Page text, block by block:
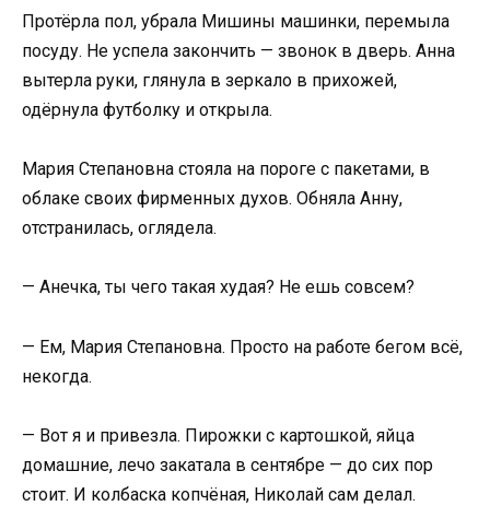
Протёрла пол, убрала Мишины машинки, перемыла
посуду. Не успела закончить — звонок в дверь. Анна
вытерла руки, глянула в зеркало в прихожей,
одёрнула футболку и открыла.
Мария Степановна стояла на пороге с пакетами, в
облаке своих фирменных духов. Обняла Анну,
отстранилась, оглядела.
— Анечка, ты чего такая худая? Не ешь совсем?
— Ем, Мария Степановна. Просто на работе бегом всё,
некогда.
— Вот я и привезла. Пирожки с картошкой, яйца
домашние, лечо закатала в сентябре — до сих пор
стоит. И колбаска копчёная, Николай сам делал.